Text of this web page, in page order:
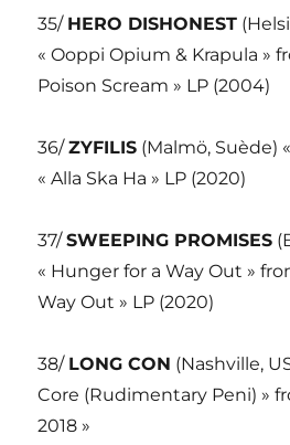
35/ HERO DISHONEST
« Ooppi Opium & Krapula »
Poison Scream » LP (2004)
36/ZYFILIS (Malmö, Suède)
« Alla Ska Ha » LP (2020)
37/SWEEPING PROMISES
« Hunger for a Way Out »
Way Out » LP (2020)
38/ LONG CON (Nashville,
Core (Rudimentary Peni) »
2018 »